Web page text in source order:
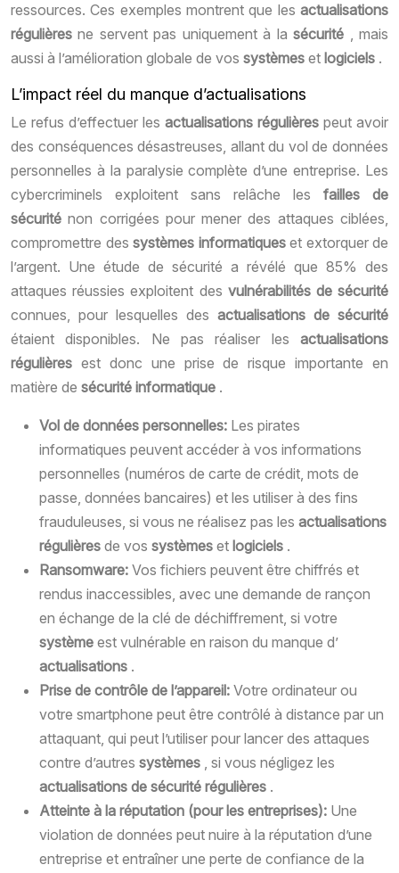
ressources. Ces exemples montrent que les actualisations
régulièresne servent pas uniquement à lasécurité , mais
aussi à l’amélioration globale de vos systèmes et logiciels .
L’impact réel du manque d’actualisations
Le refus d’effectuer les actualisations régulières peut avoir
des conséquences désastreuses, allant du vol de données
personnelles à la paralysie complète d’une entreprise. Les
cybercriminels exploitent sans relâche les failles de
sécuriténon corrigées pour mener des attaques ciblées,
compromettre des systèmes informatiques et extorquer de
l’argent. Une étude de sécurité a révélé que 85% des
attaques réussies exploitent des vulnérabilités de sécurité
connues, pour lesquelles des actualisations de sécurité
étaient disponibles. Ne pas réaliser les actualisations
régulières est donc une prise de risque importante en
matière de sécurité informatique .
Vol de données personnelles: Les pirates
informatiques peuvent accéder à vos informations
personnelles (numéros de carte de crédit, mots de
passe, données bancaires) et les utiliser à des fins
frauduleuses, si vous ne réalisez pas les actualisations
régulières de vos systèmes et logiciels .
Ransomware: Vos fichiers peuvent être chiffrés et
rendus inaccessibles, avec une demande de rançon
en échange de la clé de déchiffrement, si votre
système est vulnérable en raison du manque d’
actualisations .
Prise de contrôle de l’appareil: Votre ordinateur ou
votre smartphone peut être contrôlé à distance par un
attaquant, qui peut l’utiliser pour lancer des attaques
contre d’autres systèmes , si vous négligez les
actualisations de sécurité régulières .
Atteinte à la réputation (pour les entreprises): Une
violation de données peut nuire à la réputation d’une
entreprise et entraîner une perte de confiance de la